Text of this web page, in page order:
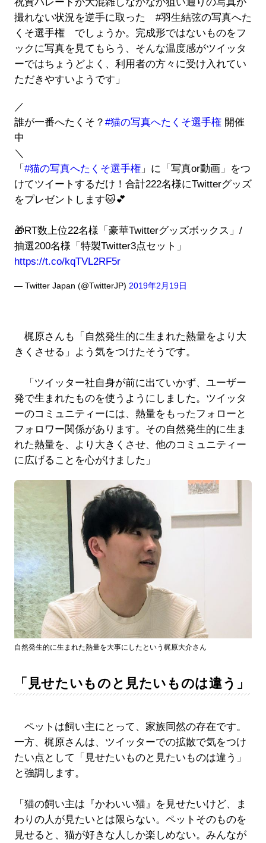
撮れない状況を逆手に取った #羽生結弦の写真へた
くそ選手権 でしょうか。完成形ではないものをフ
ックに写真を見てもらう、そんな温度感がツイッタ
ーではちょうどよく、利用者の方々に受け入れてい
ただきやすいようです」
／
誰が一番へたくそ？ #猫の写真へたくそ選手権開催
中
＼
「 #猫の写真へたくそ選手権」に「写真or動画」をつ
けてツイートするだけ！合計222名様にTwitterグッズ
をプレゼントします🐱💕
🎁RT数上位22名様「豪華Twitterグッズボックス」/
抽選200名様「特製Twitter3点セット」
https://t.co/kqTVL2RF5r
— Twitter Japan (@TwitterJP) 2019年2月19日
梶原さんも「自然発生的に生まれた熱量をより大
きくさせる」よう気をつけたそうです。
「ツイッター社自身が前に出ていかず、ユーザー
発で生まれたものを使うようにしました。ツイッタ
ーのコミュニティーには、熱量をもったフォローと
フォロワー関係があります。その自然発生的に生ま
れた熱量を、より大きくさせ、他のコミュニティー
に広げることを心がけました」
自然発生的に生まれた熱量を大事にしたという梶原大介さん
「見せたいものと見たいものは違う」
ペットは飼い主にとって、家族同然の存在です。
一方、梶原さんは、ツイッターでの拡散で気をつけ
たい点として「見せたいものと見たいものは違う」
と強調します。
「猫の飼い主は『かわいい猫』を見せたいけど、ま
わりの人が見たいとは限らない。ペットそのものを
見せると、猫が好きな人しか楽しめない。みんなが